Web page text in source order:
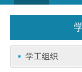
学工组织